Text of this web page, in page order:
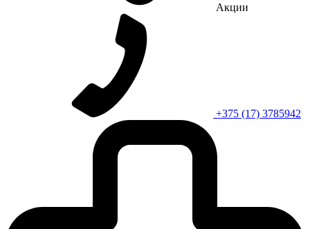
Акции
+375 (17) 3785942